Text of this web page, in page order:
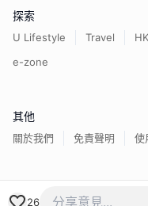
26
探索
U Lifestyle Travel HK
e-zone
其他
關於我們 免責聲明 使
香港經濟日報版權所有©